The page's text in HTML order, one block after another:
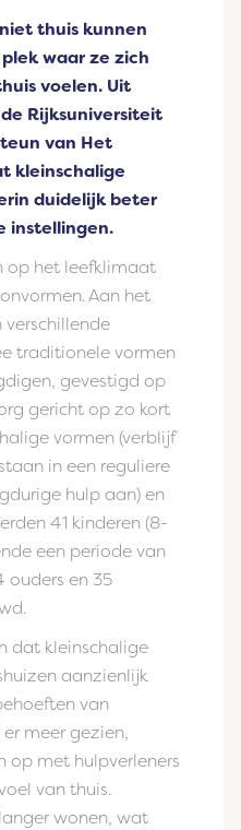
thuis kunnen
waar ze zich
voelen. Uit
Rijksuniversiteit
van Het
kleinschalige
duidelijk beter
instellingen.
op het leefklimaat
Aan het
traditionele vormen
gevestigd op
gericht op zo kort
vormen (verblijf
in een reguliere
hulp aan) en
41 kinderen (8-
een periode van
ouders en 35
dat kleinschalige
aanzienlijk
van
meer gezien,
op met hulpverleners
van thuis.
wonen, wat